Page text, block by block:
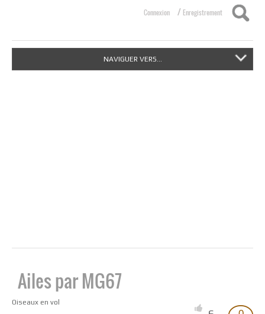
Connexion / Enregistrement
NAVIGUER VERS...
Ailes par MG67
Oiseaux en vol
Nouvelle image à la une définie.